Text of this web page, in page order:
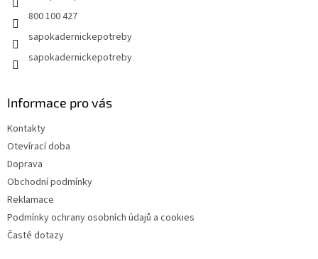
800 100 427
sapokadernickepotreby
sapokadernickepotreby
Informace pro vás
Kontakty
Otevírací doba
Doprava
Obchodní podmínky
Reklamace
Podmínky ochrany osobních údajů a cookies
Časté dotazy